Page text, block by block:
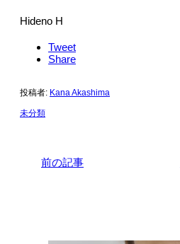
Hideno H
Tweet
Share
投稿者: Kana Akashima
未分類
前の記事